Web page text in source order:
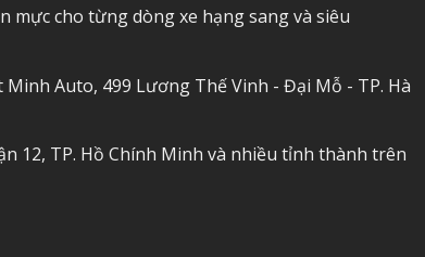
mực cho từng dòng xe hạng sang và siêu
Minh Auto, 499 Lương Thế Vinh - Đại Mỗ - TP. Hà
12, TP. Hồ Chính Minh và nhiều tỉnh thành trên